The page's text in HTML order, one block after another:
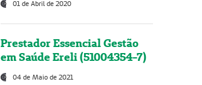
01 de Abril de 2020
Prestador Essencial Gestão
em Saúde Ereli (51004354-7)
04 de Maio de 2021